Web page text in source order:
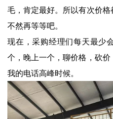
毛，肯定最好。所以有次价
不然再等等吧。
现在，采购经理们每天最少
个，晚上一个，聊价格，砍
我的电话高峰时候。